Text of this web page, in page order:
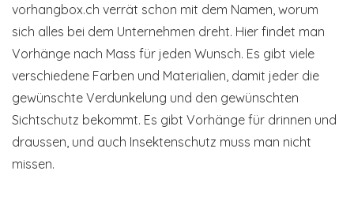
vorhangbox.ch verrät schon mit dem Namen, worum
sich alles bei dem Unternehmen dreht. Hier findet man
Vorhänge nach Mass für jeden Wunsch. Es gibt viele
verschiedene Farben und Materialien, damit jeder die
gewünschte Verdunkelung und den gewünschten
Sichtschutz bekommt. Es gibt Vorhänge für drinnen und
draussen, und auch Insektenschutz muss man nicht
missen.